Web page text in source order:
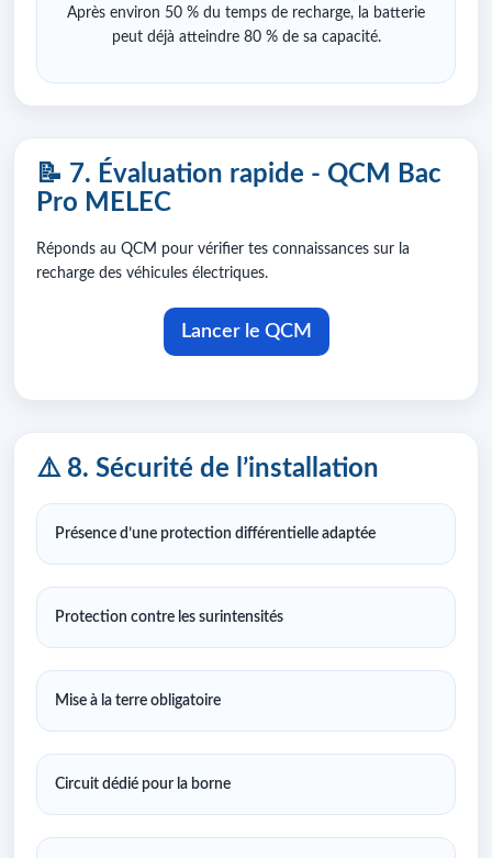
Après environ 50 % du temps de recharge, la batterie
peut déjà atteindre 80 % de sa capacité.
📝 7. Évaluation rapide - QCM Bac
Pro MELEC
Réponds au QCM pour vérifier tes connaissances sur la
recharge des véhicules électriques.
Lancer le QCM
⚠️ 8. Sécurité de l’installation
Présence d’une protection différentielle adaptée
Protection contre les surintensités
Mise à la terre obligatoire
Circuit dédié pour la borne